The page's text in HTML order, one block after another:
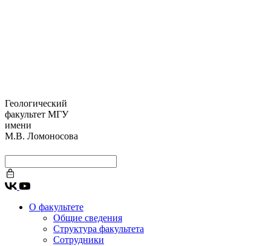
Геологический
факультет МГУ
имени
М.В. Ломоносова
О факультете
Общие сведения
Структура факультета
Сотрудники